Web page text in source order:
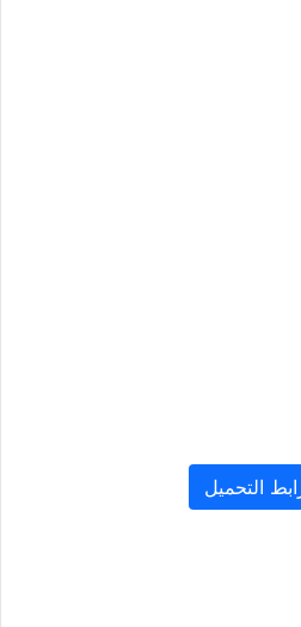
التحميل